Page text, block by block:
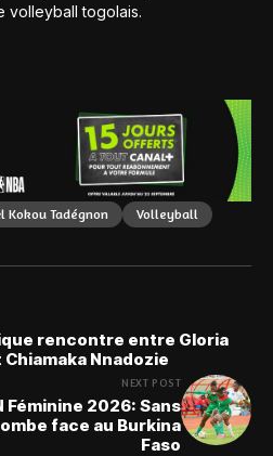
volleyball togolais.
Kokou Tadégnon Volleyball
rencontre entre Gloria
Nnadozie
NEXT POST
Féminine 2026: Sans
face au Burkina
Faso